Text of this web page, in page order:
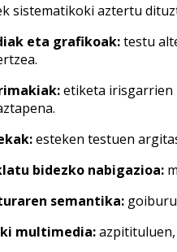
sistematikoki aztertu
eta grafikoak:testu
etiketa irisgarrien
esteken testuen
bidezko nabigazioa:
semantika:
multimedia: